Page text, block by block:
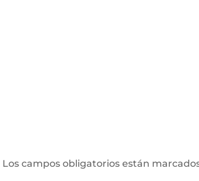
Los campos obligatorios están